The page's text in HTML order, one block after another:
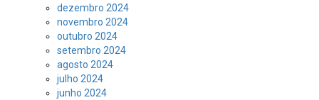
dezembro 2024
novembro 2024
outubro 2024
setembro 2024
agosto 2024
julho 2024
junho 2024